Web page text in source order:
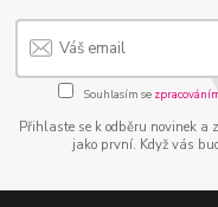
Souhlasím se
Přihlaste se k odběru novinek a
jako první. Když vás